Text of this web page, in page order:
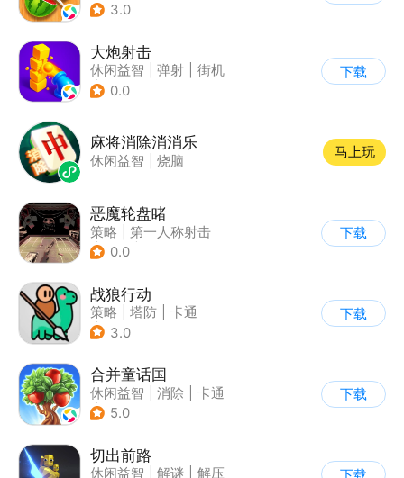
3.0
大炮射击
休闲益智 弹射
街机
| 卡通
0.0
下载
麻将消除消消乐
休闲益智 烧脑
马上玩
恶魔轮盘睹
策略
第一人称射击
| 恐怖
0.0
下载
战狼行动
策略 塔防
卡通
| 休闲益智
3.0
下载
合并童话国
休闲益智 消除
卡通
| 合成
5.0
下载
切出前路
休闲益智 解谜
解压
下载